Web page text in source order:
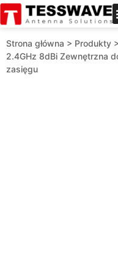
Strona główna > Produkty >
2.4GHz 8dBi Zewnętrzna
zasięgu